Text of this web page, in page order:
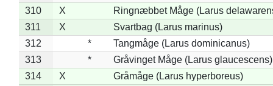
310
X
Ringnæbbet Måge (Larus
311
X
Svartbag (Larus marinus)
312
*
Tangmåge (Larus dominicanus)
313
*
Gråvinget Måge (Larus glaucescens)
314
X
Gråmåge (Larus hyperboreus)